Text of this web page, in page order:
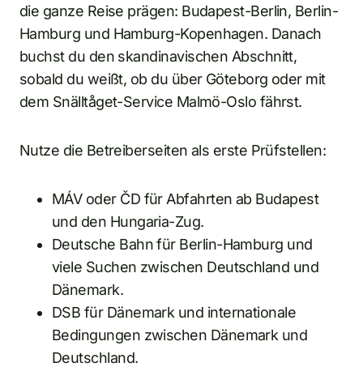
die ganze Reise prägen: Budapest-Berlin, Berlin-
Hamburg und Hamburg-Kopenhagen. Danach
buchst du den skandinavischen Abschnitt,
sobald du weißt, ob du über Göteborg oder mit
dem Snälltåget-Service Malmö-Oslo fährst.
Nutze die Betreiberseiten als erste Prüfstellen:
MÁV oder ČD für Abfahrten ab Budapest
und den Hungaria-Zug.
Deutsche Bahn für Berlin-Hamburg und
viele Suchen zwischen Deutschland und
Dänemark.
DSB für Dänemark und internationale
Bedingungen zwischen Dänemark und
Deutschland.